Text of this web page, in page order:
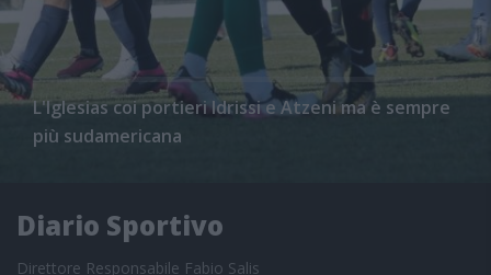
L'Iglesias coi portieri Idrissi e Atzeni ma è sempre
più sudamericana
Diario Sportivo
Direttore Responsabile Fabio Salis